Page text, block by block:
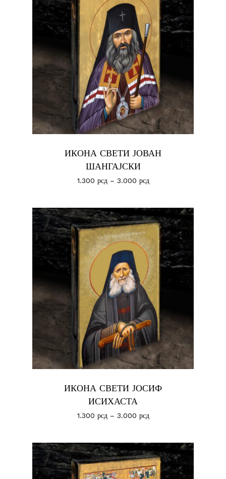
ИКОНА СВЕТИ ЈОВАН
ШАНГАЈСКИ
1.300 рсд– 3.000 рсд
ИКОНА СВЕТИ ЈОСИФ
ИСИХАСТА
1.300 рсд– 3.000 рсд